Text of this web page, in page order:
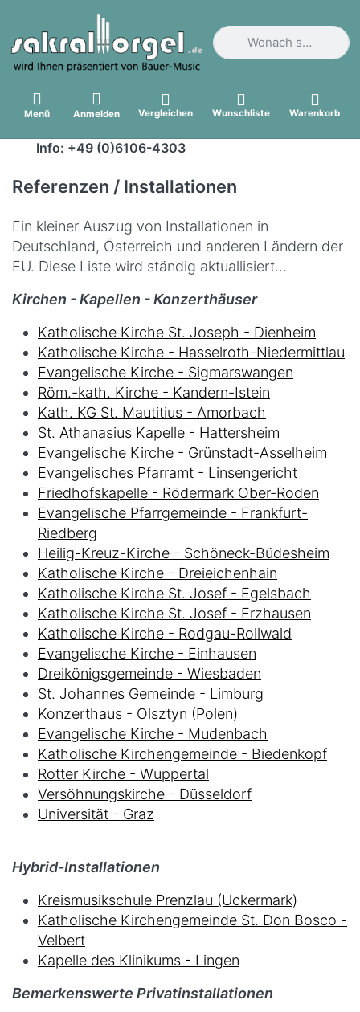
Geben Sie einen
Menü Anmelden Vergleichen Wunschliste Warenkorb
Info: +49 (0)6106-4303
Referenzen / Installationen
Ein kleiner Auszug von Installationen in
Deutschland, Österreich und anderen Ländern der
EU. Diese Liste wird ständig aktuallisiert…
Kirchen - Kapellen - Konzerthäuser
Katholische Kirche St. Joseph - Dienheim
Katholische Kirche - Hasselroth-Niedermittlau
Evangelische Kirche - Sigmarswangen
Röm.-kath. Kirche - Kandern-Istein
Kath. KG St. Mautitius - Amorbach
St. Athanasius Kapelle - Hattersheim
Evangelische Kirche - Grünstadt-Asselheim
Evangelisches Pfarramt - Linsengericht
Friedhofskapelle - Rödermark Ober-Roden
Evangelische Pfarrgemeinde - Frankfurt-
Riedberg
Heilig-Kreuz-Kirche - Schöneck-Büdesheim
Katholische Kirche - Dreieichenhain
Katholische Kirche St. Josef - Egelsbach
Katholische Kirche St. Josef - Erzhausen
Katholische Kirche - Rodgau-Rollwald
Evangelische Kirche - Einhausen
Dreikönigsgemeinde - Wiesbaden
St. Johannes Gemeinde - Limburg
Konzerthaus - Olsztyn (Polen)
Evangelische Kirche - Mudenbach
Katholische Kirchengemeinde - Biedenkopf
Rotter Kirche - Wuppertal
Versöhnungskirche - Düsseldorf
Universität - Graz
Hybrid-Installationen
Kreismusikschule Prenzlau (Uckermark)
Katholische Kirchengemeinde St. Don Bosco -
Velbert
Kapelle des Klinikums - Lingen
Bemerkenswerte Privatinstallationen